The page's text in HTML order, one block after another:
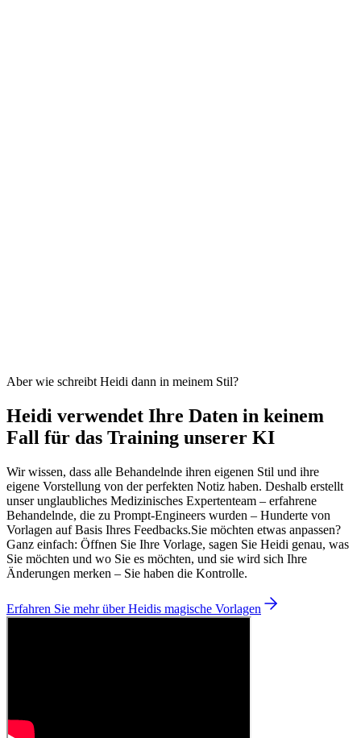
Aber wie schreibt Heidi dann in meinem Stil?
Heidi verwendet Ihre Daten in keinem
Fall für das Training unserer KI
Wir wissen, dass alle Behandelnde ihren eigenen Stil und ihre
eigene Vorstellung von der perfekten Notiz haben. Deshalb erstellt
unser unglaubliches Medizinisches Expertenteam – erfahrene
Behandelnde, die zu Prompt-Engineers wurden – Hunderte von
Vorlagen auf Basis Ihres Feedbacks.Sie möchten etwas anpassen?
Ganz einfach: Öffnen Sie Ihre Vorlage, sagen Sie Heidi genau, was
Sie möchten und wo Sie es möchten, und sie wird sich Ihre
Änderungen merken – Sie haben die Kontrolle.
Erfahren Sie mehr über Heidis magische Vorlagen